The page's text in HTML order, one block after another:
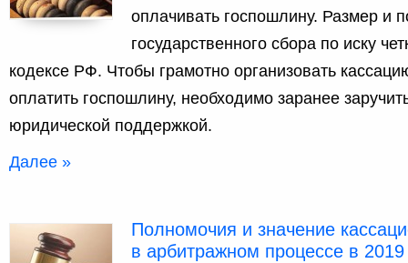
оплачивать госпошлину. Размер и
государственного сбора по иску
кодексе РФ. Чтобы грамотно организовать
оплатить госпошлину, необходимо заранее
юридической поддержкой.
Далее »
Полномочия и значение
в арбитражном процессе в 2019